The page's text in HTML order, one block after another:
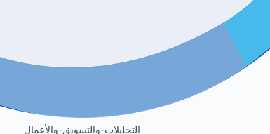
التحليلات-والتسويق-والأعمال